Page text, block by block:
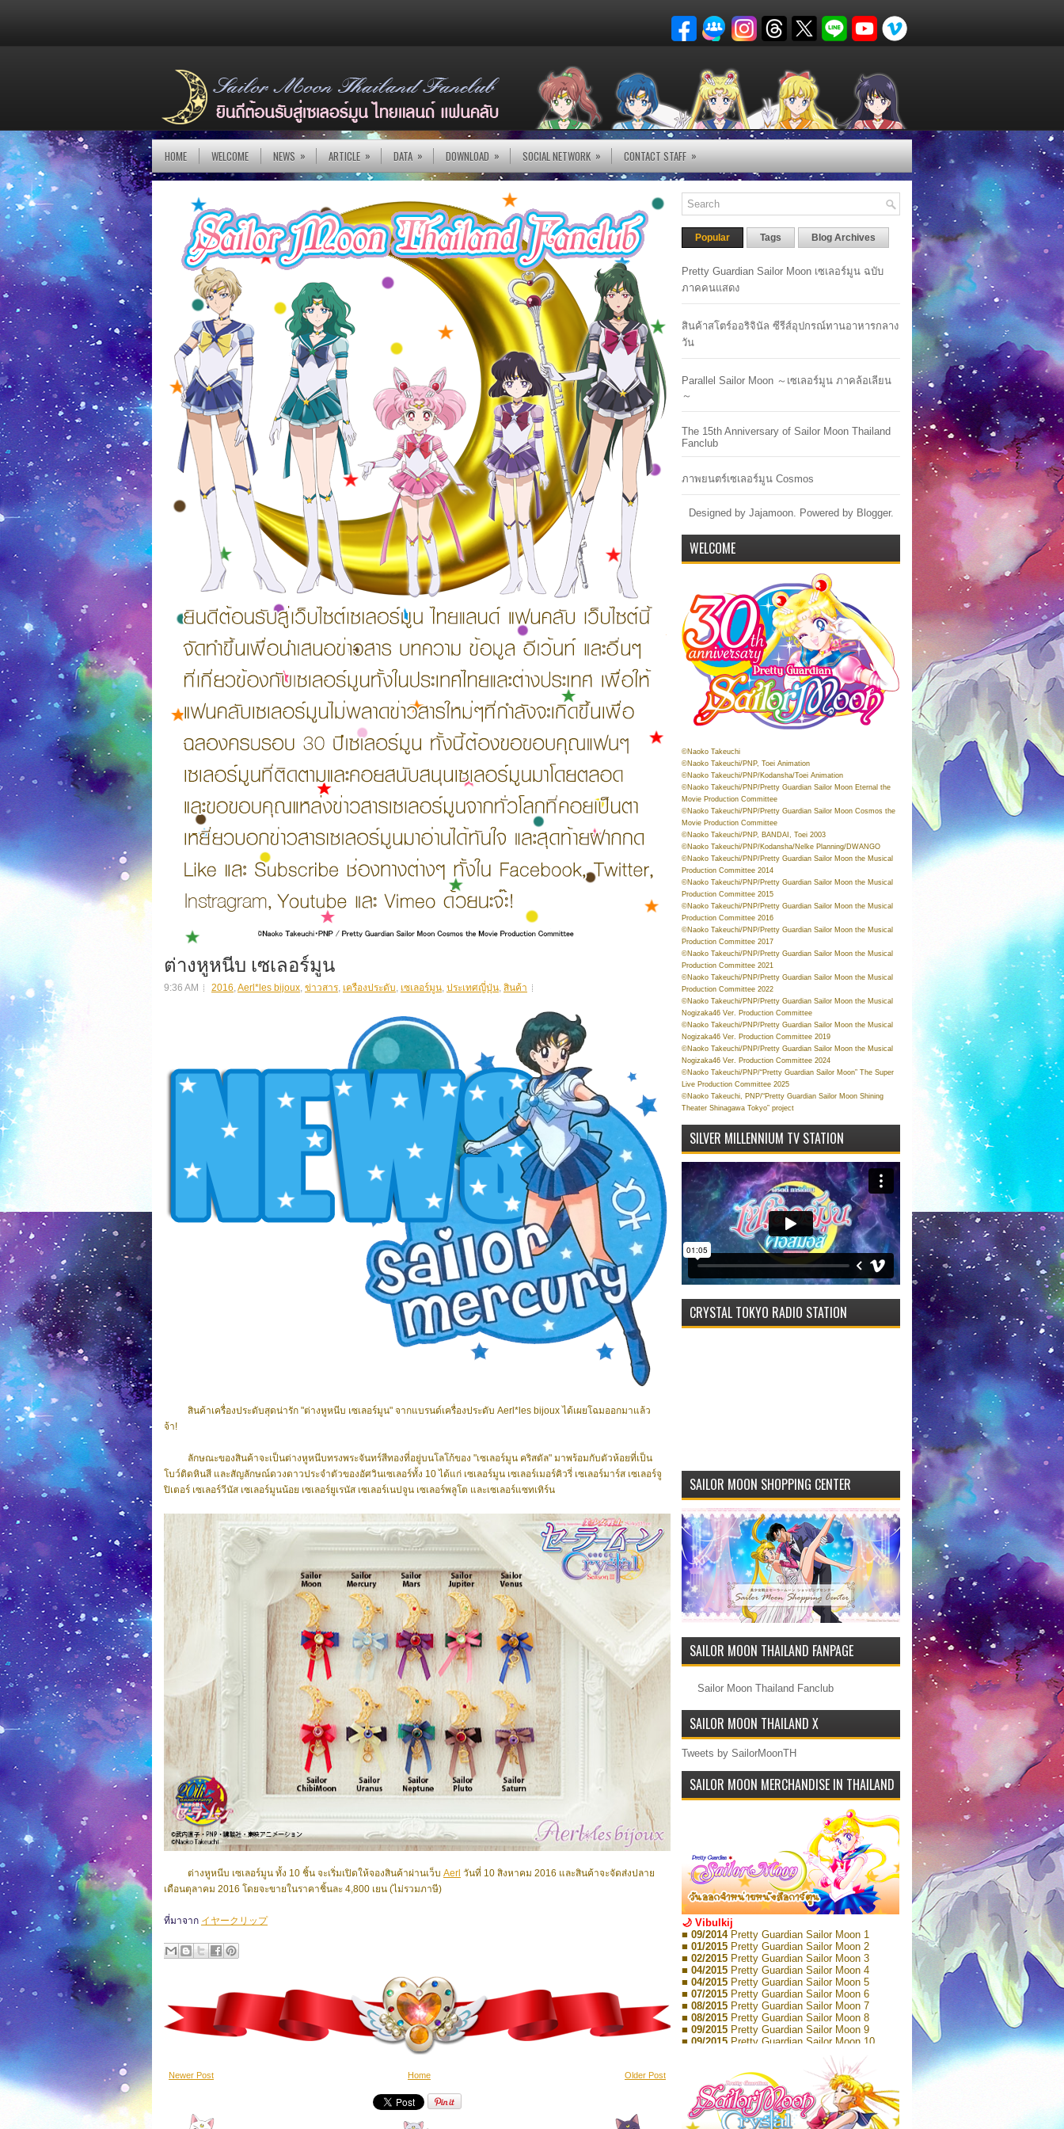
HOME WELCOME NEWS » ARTICLE » DATA » DOWNLOAD » SOCIAL NETWORK » CONTACT STAFF »
ต่างหูหนีบ เซเลอร์มูน
9:36 AM 2016,Aerl*les bijoux, ข่าวสาร, เครืองประดับ, เซเลอร์มูน, ประเทศญี่ปุ่น, สินค้า
สินค้าเครื่องประดับสุดน่ารัก "ต่างหูหนีบ เซเลอร์มูน" จากแบรนด์เครื่องประดับ Aerl*les bijoux ได้เผยโฉมออกมาแล้ว
จ้า!
ลักษณะของสินค้าจะเป็นต่างหูหนีบทรงพระจันทร์สีทองที่อยู่บนโลโก้ของ "เซเลอร์มูน คริสตัล" มาพร้อมกับตัวห้อยที่เป็น
โบว์ติดหินสี และสัญลักษณ์ดวงดาวประจำตัวของอัศวินเซเลอร์ทั้ง 10 ได้แก่ เซเลอร์มูน เซเลอร์เมอร์คิวรี่ เซเลอร์มาร์ส เซเลอร์จู
ปิเตอร์ เซเลอร์วีนัส เซเลอร์มูนน้อย เซเลอร์ยูเรนัส เซเลอร์เนปจูน เซเลอร์พลูโต และเซเลอร์แซทเทิร์น
ต่างหูหนีบ เซเลอร์มูน ทั้ง 10 ชิ้น จะเริ่มเปิดให้จองสินค้าผ่านเว็บ Aerl วันที่ 10 สิงหาคม 2016 และสินค้าจะจัดส่งปลาย
เดือนตุลาคม 2016 โดยจะขายในราคาชิ้นละ 4,800 เยน (ไม่รวมภาษี)
ที่มาจาก イヤークリップ
Newer Post Older Post
Home
Popular Tags Blog Archives
Pretty Guardian Sailor Moon เซเลอร์มูน ฉบับ
ภาคคนแสดง
สินค้าสโตร์ออริจินัล ซีรีส์อุปกรณ์ทานอาหารกลาง
วัน
Parallel Sailor Moon ～เซเลอร์มูน ภาคล้อเลียน
～
The 15th Anniversary of Sailor Moon Thailand
Fanclub
ภาพยนตร์เซเลอร์มูน Cosmos
Designed by Jajamoon. Powered by Blogger.
WELCOME
©Naoko Takeuchi
©Naoko Takeuchi/PNP, Toei Animation
©Naoko Takeuchi/PNP/Kodansha/Toei Animation
©Naoko Takeuchi/PNP/Pretty Guardian Sailor Moon Eternal the
Movie Production Committee
©Naoko Takeuchi/PNP/Pretty Guardian Sailor Moon Cosmos the
Movie Production Committee
©Naoko Takeuchi/PNP, BANDAI, Toei 2003
©Naoko Takeuchi/PNP/Kodansha/Nelke Planning/DWANGO
©Naoko Takeuchi/PNP/Pretty Guardian Sailor Moon the Musical
Production Committee 2014
©Naoko Takeuchi/PNP/Pretty Guardian Sailor Moon the Musical
Production Committee 2015
©Naoko Takeuchi/PNP/Pretty Guardian Sailor Moon the Musical
Production Committee 2016
©Naoko Takeuchi/PNP/Pretty Guardian Sailor Moon the Musical
Production Committee 2017
©Naoko Takeuchi/PNP/Pretty Guardian Sailor Moon the Musical
Production Committee 2021
©Naoko Takeuchi/PNP/Pretty Guardian Sailor Moon the Musical
Production Committee 2022
©Naoko Takeuchi/PNP/Pretty Guardian Sailor Moon the Musical
Nogizaka46 Ver. Production Committee
©Naoko Takeuchi/PNP/Pretty Guardian Sailor Moon the Musical
Nogizaka46 Ver. Production Committee 2019
©Naoko Takeuchi/PNP/Pretty Guardian Sailor Moon the Musical
Nogizaka46 Ver. Production Committee 2024
©Naoko Takeuchi/PNP/“Pretty Guardian Sailor Moon” The Super
Live Production Committee 2025
©Naoko Takeuchi, PNP/“Pretty Guardian Sailor Moon Shining
Theater Shinagawa Tokyo” project
SILVER MILLENNIUM TV STATION
CRYSTAL TOKYO RADIO STATION
SAILOR MOON SHOPPING CENTER
SAILOR MOON THAILAND FANPAGE
Sailor Moon Thailand Fanclub
SAILOR MOON THAILAND X
Tweets by SailorMoonTH
SAILOR MOON MERCHANDISE IN THAILAND
🌙 Vibulkij
■ 09/2014 Pretty Guardian Sailor Moon 1
■ 01/2015 Pretty Guardian Sailor Moon 2
■ 02/2015 Pretty Guardian Sailor Moon 3
■ 04/2015 Pretty Guardian Sailor Moon 4
■ 04/2015 Pretty Guardian Sailor Moon 5
■ 07/2015 Pretty Guardian Sailor Moon 6
■ 08/2015 Pretty Guardian Sailor Moon 7
■ 08/2015 Pretty Guardian Sailor Moon 8
■ 09/2015 Pretty Guardian Sailor Moon 9
■ 09/2015 Pretty Guardian Sailor Moon 10
Pretty Guardian Sailor Moon 11
Pretty Guardian Sailor Moon 12
Pretty Guardian Sailor Moon Short
Stories 1
■ 09/2018Pretty Guardian Sailor Moon Short
Stories 2
■ 01/2022Pretty Guardian Sailor Moon Eternal